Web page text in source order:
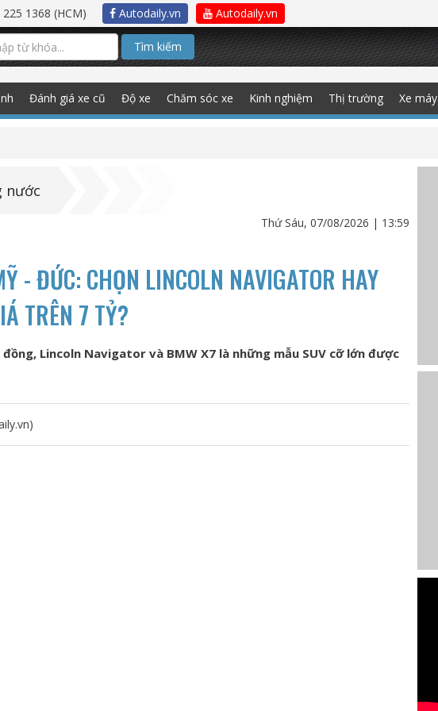
1368 (HCM) Autodaily.vn Autodaily.vn
Tìm kiếm
Đánh giá xe cũ Độ xe Chăm sóc xe Kinh nghiệm Thị trường Xe máy
nước
Thứ Sáu, 07/08/2026 | 13:59
- ĐỨC: CHỌN LINCOLN NAVIGATOR HAY
TRÊN 7 TỶ?
Lincoln Navigator và BMW X7 là những mẫu SUV cỡ lớn được